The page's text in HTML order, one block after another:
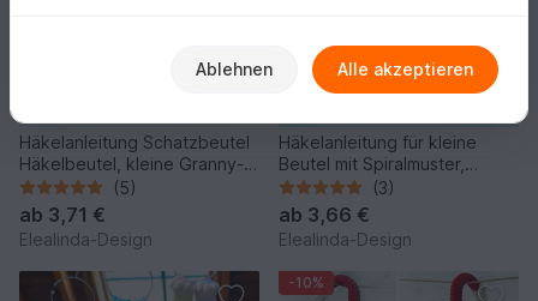
Häkelanleitung Schatzbeutel
Häkelbeutel, kleine Granny-
Square-Tasche
(5)
ab 3,71 €
Elealinda-Design
Häkelanleitung für kleine
Beutel mit Spiralmuster,
Schatzbeutel, PDF
(3)
ab 3,66 €
Elealinda-Design
-10%
Ablehnen Alle akzeptieren